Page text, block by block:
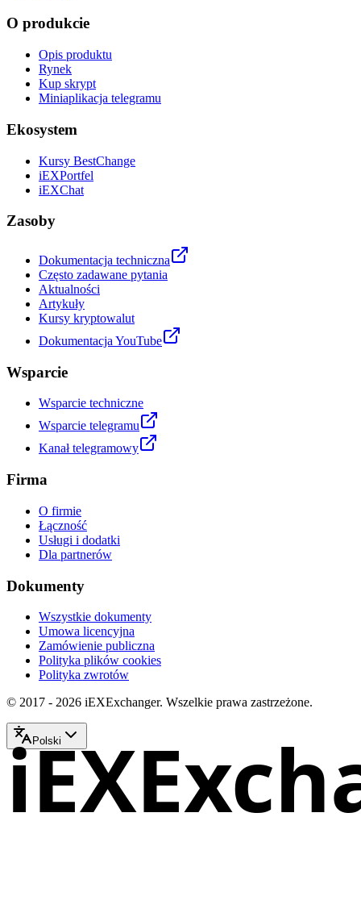
O produkcie
Opis produktu
Rynek
Kup skrypt
Miniaplikacja telegramu
Ekosystem
Kursy BestChange
iEXPortfel
iEXChat
Zasoby
Dokumentacja techniczna
Często zadawane pytania
Aktualności
Artykuły
Kursy kryptowalut
Dokumentacja YouTube
Wsparcie
Wsparcie techniczne
Wsparcie telegramu
Kanał telegramowy
Firma
O firmie
Łączność
Usługi i dodatki
Dla partnerów
Dokumenty
Wszystkie dokumenty
Umowa licencyjna
Zamówienie publiczna
Polityka plików cookies
Polityka zwrotów
© 2017 - 2026 iEXExchanger. Wszelkie prawa zastrzeżone.
Polski